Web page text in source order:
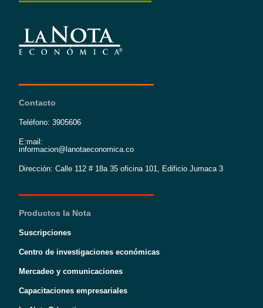
Contacto
Teléfono: 3905606
E:mail:
informacion@lanotaeconomica.co
Dirección: Calle 112 # 18a 35 oficina 101, Edificio Jumaca 3
Productos la Nota
Suscripciones
Centro de investigaciones económicas
Mercadeo y comunicaciones
Capacitaciones empresariales